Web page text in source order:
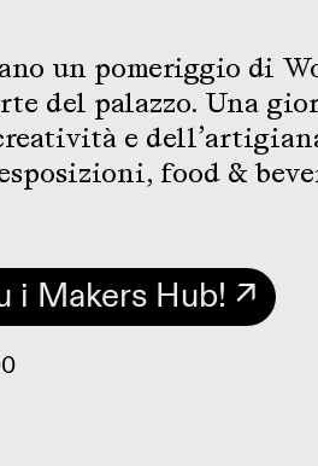
un pomeriggio di
del palazzo. Una
e
food &
i Makers Hub! ↗